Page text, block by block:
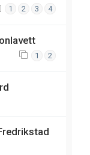
1 2 3 4
1 2